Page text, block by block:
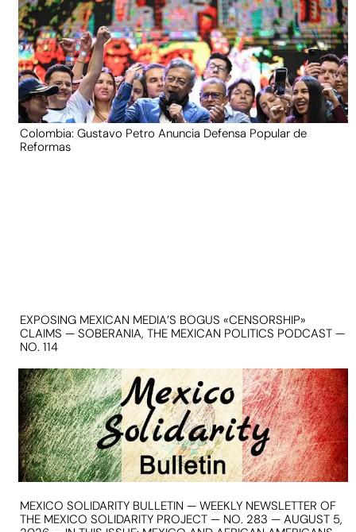
Colombia: Gustavo Petro Anuncia Defensa Popular de
Reformas
EXPOSING MEXICAN MEDIA’S BOGUS «CENSORSHIP»
CLAIMS — SOBERANIA, THE MEXICAN POLITICS PODCAST —
NO. 114
MEXICO SOLIDARITY BULLETIN — WEEKLY NEWSLETTER OF
THE MEXICO SOLIDARITY PROJECT — NO. 283 — AUGUST 5,